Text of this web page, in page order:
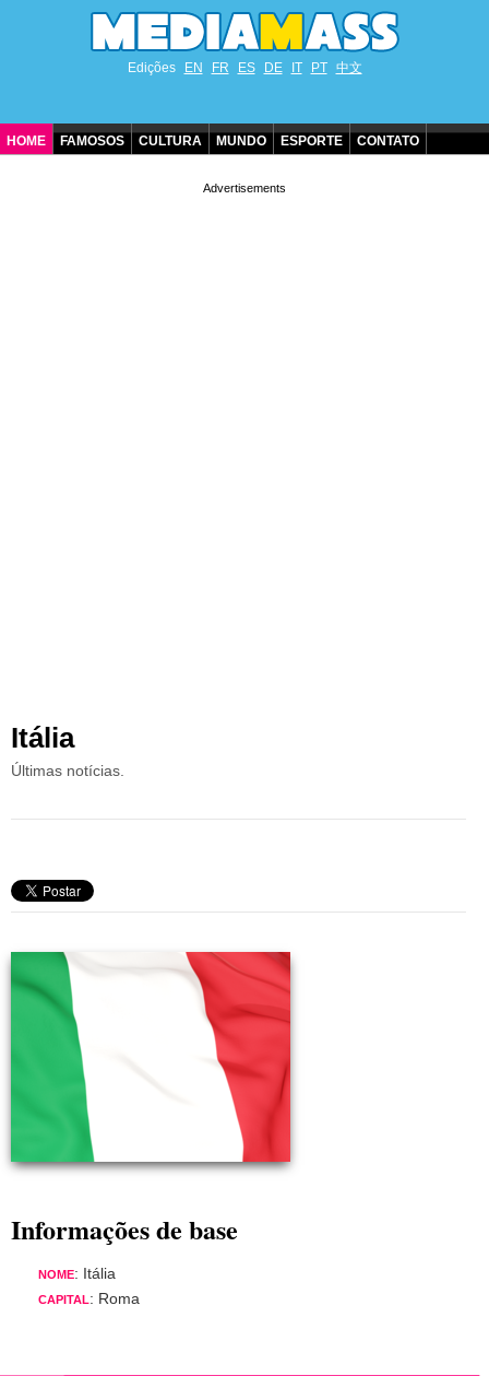
Edições EN FR ES DE IT PT 中文
HOME FAMOSOS CULTURA MUNDO ESPORTE CONTATO
Itália
Últimas notícias.
Informações de base
NOME: Itália
CAPITAL: Roma